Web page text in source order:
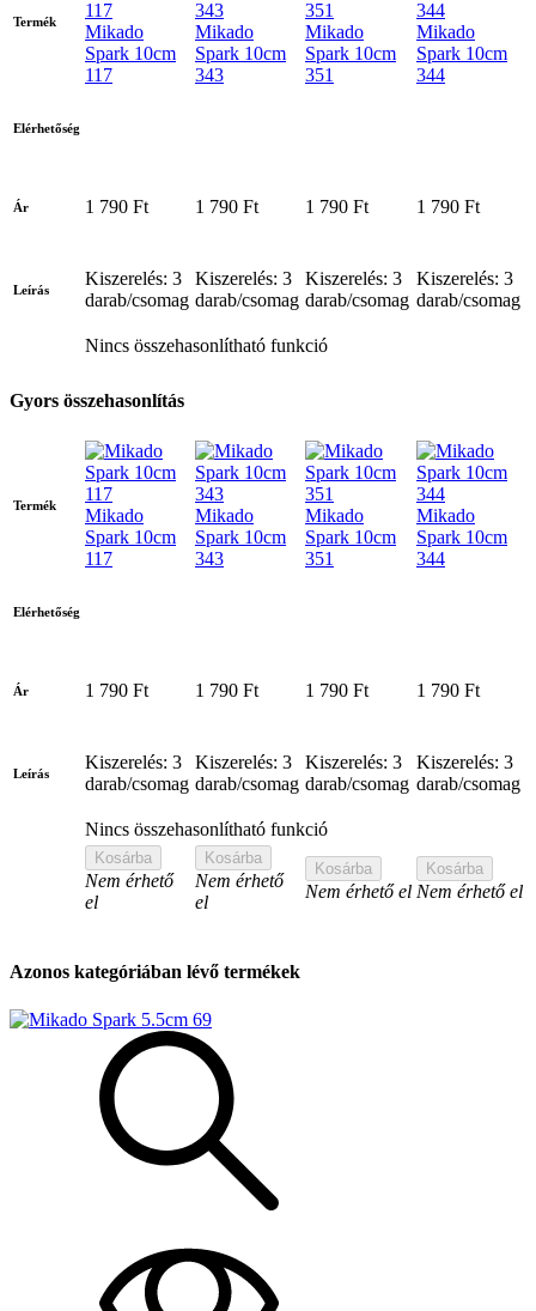
Termék
Mikado
Spark 10cm
117
Mikado
Spark 10cm
343
Mikado
Spark 10cm
351
Mikado
Spark 10cm
344
Elérhetőség
Ár 1 790 Ft 1 790 Ft 1 790 Ft 1 790 Ft
Leírás
Kiszerelés: 3
darab/csomag
Kiszerelés: 3
darab/csomag
Kiszerelés: 3
darab/csomag
Kiszerelés: 3
darab/csomag
Nincs összehasonlítható funkció
Gyors összehasonlítás
Termék
Mikado
Spark 10cm
117
Mikado
Spark 10cm
343
Mikado
Spark 10cm
351
Mikado
Spark 10cm
344
Elérhetőség
Ár 1 790 Ft 1 790 Ft 1 790 Ft 1 790 Ft
Leírás
Kiszerelés: 3
darab/csomag
Kiszerelés: 3
darab/csomag
Kiszerelés: 3
darab/csomag
Kiszerelés: 3
darab/csomag
Nincs összehasonlítható funkció
Kosárba
Nem érhető
el
Kosárba
Nem érhető
el
Kosárba
Nem érhető el
Kosárba
Nem érhető el
Azonos kategóriában lévő termékek